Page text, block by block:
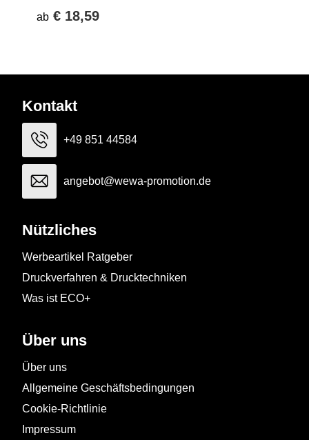
ab € 18,59
Kontakt
+49 851 44584
angebot@wewa-promotion.de
Nützliches
Werbeartikel Ratgeber
Druckverfahren & Drucktechniken
Was ist ECO+
Über uns
Über uns
Allgemeine Geschäftsbedingungen
Cookie-Richtlinie
Impressum